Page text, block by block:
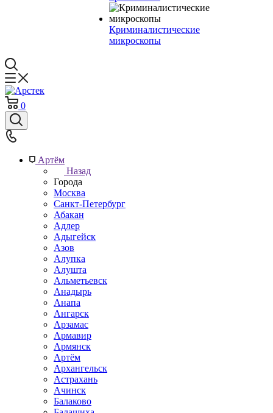
Криминалистические
микроскопы
0
Артём
Назад
Города
Москва
Санкт-Петербург
Абакан
Адлер
Адыгейск
Азов
Алупка
Алушта
Альметьевск
Анадырь
Анапа
Ангарск
Арзамас
Армавир
Армянск
Артём
Архангельск
Астрахань
Ачинск
Балаково